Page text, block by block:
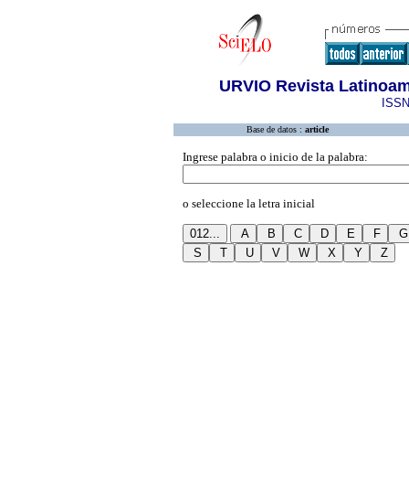
URVIO Revista
Base de datos : article
Ingrese palabra o inicio de la palabra:
o seleccione la letra inicial